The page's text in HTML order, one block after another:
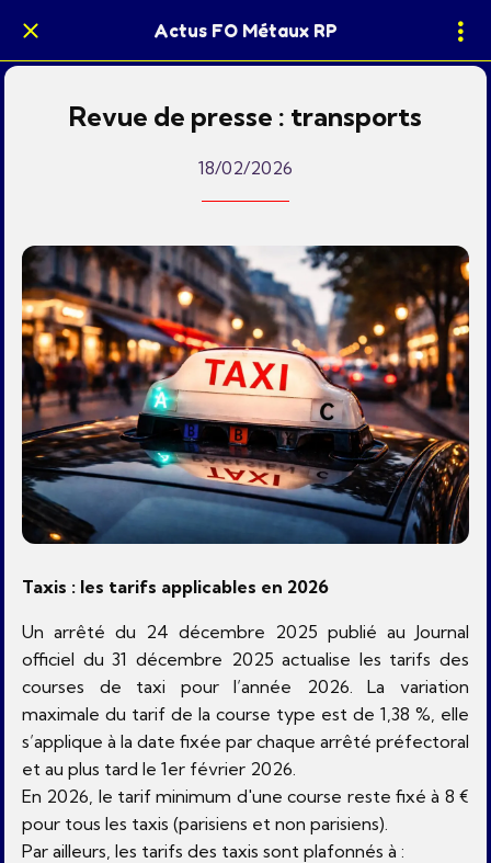
Actus FO Métaux RP
Revue de presse : transports
18/02/2026
Taxis : les tarifs applicables en 2026
Un arrêté du 24 décembre 2025 publié au Journal
officiel du 31 décembre 2025 actualise les tarifs des
courses de taxi pour l’année 2026. La variation
maximale du tarif de la course type est de 1,38 %, elle
s’applique à la date fixée par chaque arrêté préfectoral
et au plus tard le 1er février 2026.
En 2026, le tarif minimum d'une course reste fixé à 8 €
pour tous les taxis (parisiens et non parisiens).
Par ailleurs, les tarifs des taxis sont plafonnés à :